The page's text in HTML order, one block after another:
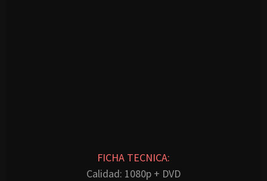
FICHA TECNICA:
Calidad: 1080p + DVD